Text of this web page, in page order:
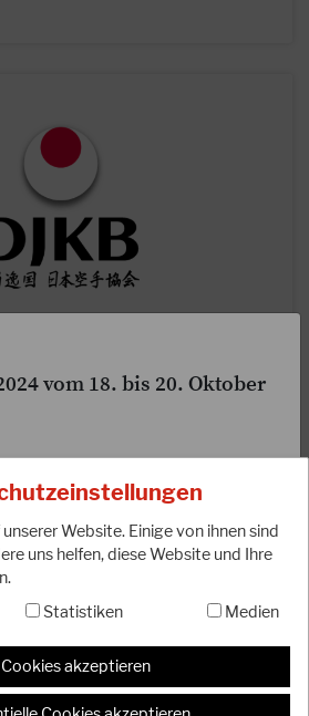
Website. Einige von ihnen sind
uns helfen, diese Website und Ihre
Statistiken Medien
akzeptieren
zur Deutschen Meisterschaft
geplant am 15.06.2024 in
vom 18. bis 20. Oktober
am „Autumn Camp 2024“ vom
Tokyoteilzunehmen, muss dies
info@djkb.com)bis zum 26.
am Lehrgang müssen die
der Homepage der JKA Ende